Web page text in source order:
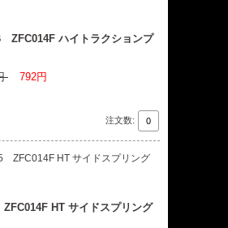
ハイトラクションプ
792円
注文数:
HT サイドスプリング